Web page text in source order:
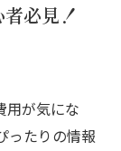
必見！
用が気にな
ったりの情報